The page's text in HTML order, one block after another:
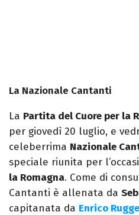
La Nazionale Cantanti
La Partita del Cuore per la
per giovedì 20 luglio, e
celeberrima Nazionale
speciale riunita per
la Romagna. Come di
Cantanti è allenata da
capitanata da Enrico